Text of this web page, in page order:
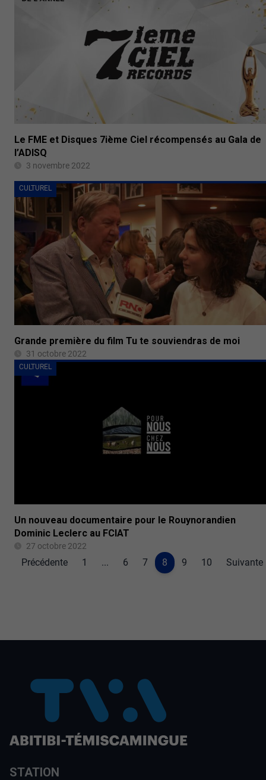
Le FME et Disques 7ième Ciel récompensés au Gala de
l’ADISQ
3 novembre 2022
CULTUREL
Grande première du film Tu te souviendras de moi
31 octobre 2022
CULTUREL
Un nouveau documentaire pour le Rouynorandien
Dominic Leclerc au FCIAT
27 octobre 2022
Précédente 1 ... 6 7 8 9 10 Suivante
STATION